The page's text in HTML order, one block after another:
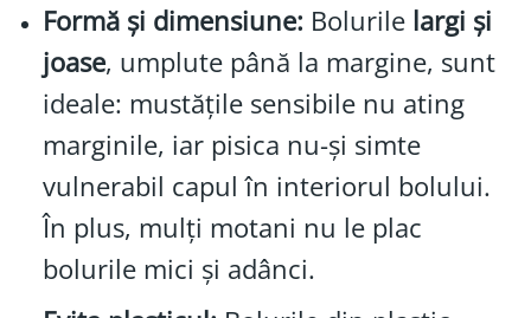
Formă și dimensiune: Bolurile largi și
joase, umplute până la margine, sunt
ideale: mustățile sensibile nu ating
marginile, iar pisica nu-și simte
vulnerabil capul în interiorul bolului.
În plus, mulți motani nu le plac
bolurile mici și adânci.